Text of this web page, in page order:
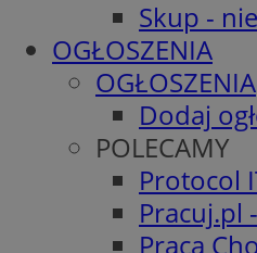
Skup -
OGŁOSZENIA
OGŁOSZENIA
Dodaj
POLECAMY
Protocol
Pracuj.pl
Praca